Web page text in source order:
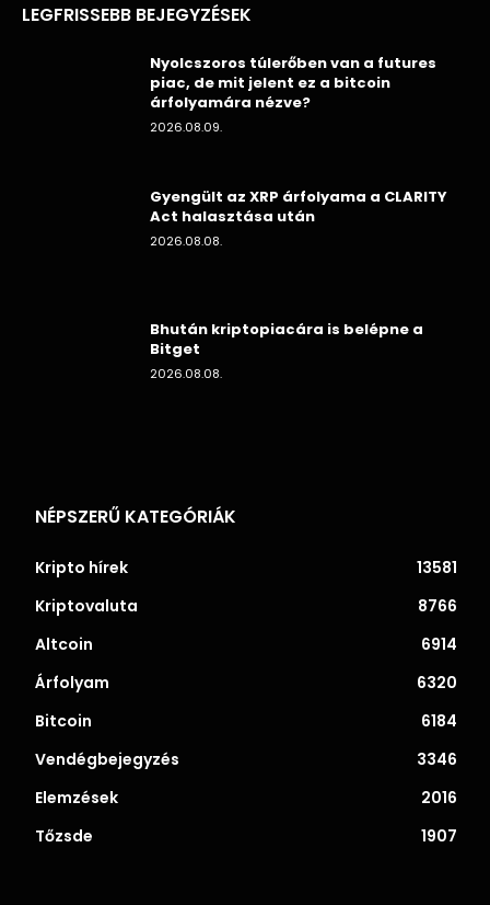
LEGFRISSEBB BEJEGYZÉSEK
Nyolcszoros túlerőben van a futures
piac, de mit jelent ez a bitcoin
árfolyamára nézve?
2026.08.09.
Gyengült az XRP árfolyama a CLARITY
Act halasztása után
2026.08.08.
Bhután kriptopiacára is belépne a
Bitget
2026.08.08.
NÉPSZERŰ KATEGÓRIÁK
Kripto hírek
13581
Kriptovaluta
8766
Altcoin
6914
Árfolyam
6320
Bitcoin
6184
Vendégbejegyzés
3346
Elemzések
2016
Tőzsde
1907